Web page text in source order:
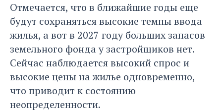
Отмечается, что в ближайшие годы еще
будут сохраняться высокие темпы ввода
жилья, а вот в 2027 году больших запасов
земельного фонда у застройщиков нет.
Сейчас наблюдается высокий спрос и
высокие цены на жилье одновременно,
что приводит к состоянию
неопределенности.